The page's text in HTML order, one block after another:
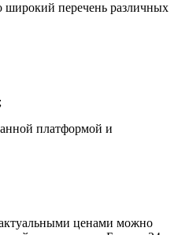
широкий перечень различных
платформой и
ценами можно